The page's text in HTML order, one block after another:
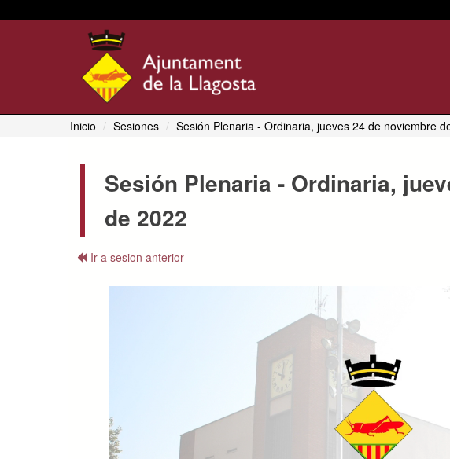
Inicio Sesiones Sesión Plenaria - Ordinaria, jueves 24 de noviembre
Sesión Plenaria - Ordinaria,
de 2022
Ir a sesion anterior